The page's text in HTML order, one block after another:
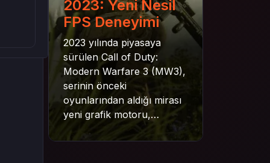
2023: Yeni Nesil
FPS Deneyimi
2023 yılında piyasaya
sürülen Call of Duty:
Modern Warfare 3 (MW3),
serinin önceki
oyunlarından aldığı mirası
yeni grafik motoru,
mekanik gelişimler ve daha
derin senaryo yapısıyla